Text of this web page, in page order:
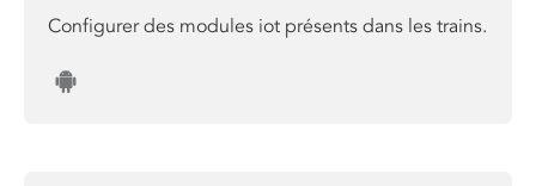
Configurer des modules iot présents dans les trains.